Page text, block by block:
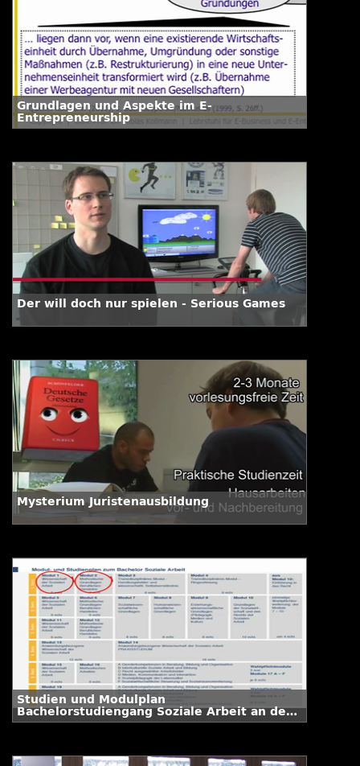
Grundlagen und Aspekte im E-
Entrepreneurship
Der will doch nur spielen - Serious Games
Mysterium Juristenausbildung
Studien und Modulplan
Bachelorstudiengang Soziale Arbeit an der
FH Köln